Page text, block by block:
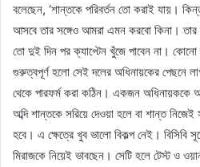
বলেছেন, ‘শান্তকে পরিবর্তন তো করাই যায়।
আসবে তার সঙ্গেও আমরা এমন করবো কিনা। তার
তো দুই দিন পর ক্যাপ্টেন খুঁজে পাবেন না। কোনো
গুরুত্বপূর্ণ হলো সেই দলের অধিনায়কের পেছনে
থেকে পারফর্ম করা কঠিন। একজন অধিনায়ককে
অব্দি শান্তকে সরিয়ে দেওয়া হলে বা শান্ত
হবে। এ ক্ষেত্রে খুব ভালো বিকল্প নেই। বিসিবি
মিরাজকে নিয়েই ভাবছেন। সেটি হলে টেস্ট ও